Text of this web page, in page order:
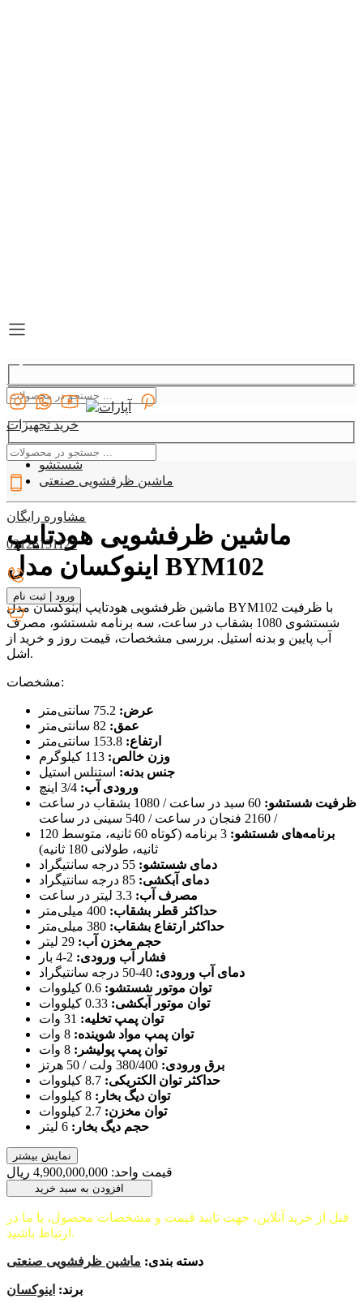
خرید تجهیزات
09127907330
مشاوره رایگان
02126151123
ورود | ثبت نام
دسته بندی
شستشو
ماشین ظرفشویی صنعتی
ماشین ظرفشویی هودتایپ
اینوکسان مدل BYM102
ماشین ظرفشویی هودتایپ اینوکسان مدل BYM102 با ظرفیت
شستشوی 1080 بشقاب در ساعت، سه برنامه شستشو، مصرف
آب پایین و بدنه استیل. بررسی مشخصات، قیمت روز و خرید از
اشل.
مشخصات:
عرض:
عمق:
ارتفاع:
وزن خالص:
جنس بدنه: استنلس استیل
ورودی آب:
ظرفیت شستشو:
60 سبد در ساعت / 1080 بشقاب در ساعت
/ 2160 فنجان در ساعت / 540 سینی در ساعت
برنامه‌های شستشو:
3 برنامه (کوتاه 60 ثانیه، متوسط 120
ثانیه، طولانی 180 ثانیه)
دمای شستشو:
دمای آبکشی:
مصرف آب:
حداکثر قطر بشقاب:
حداکثر ارتفاع بشقاب:
حجم مخزن آب:
فشار آب ورودی:
دمای آب ورودی:
توان موتور شستشو:
توان موتور آبکشی:
توان پمپ تخلیه:
توان پمپ مواد شوینده:
توان پمپ پولیشر:
برق ورودی:
حداکثر توان الکتریکی:
توان دیگ بخار:
توان مخزن:
حجم دیگ بخار:
نمایش بیشتر
قیمت واحد: 4,900,000,000 ريال
افزودن به سبد خرید
قبل از خرید آنلاین، جهت تایید قیمت و مشخصات محصول، با ما در
ارتباط باشید.
دسته بندی: ماشین ظرفشویی صنعتی
برند: اینوکسان